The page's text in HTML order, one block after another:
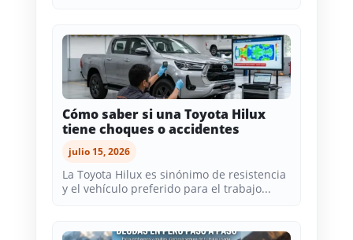
Cómo saber si una Toyota Hilux
tiene choques o accidentes
julio 15, 2026
La Toyota Hilux es sinónimo de resistencia
y el vehículo preferido para el trabajo...